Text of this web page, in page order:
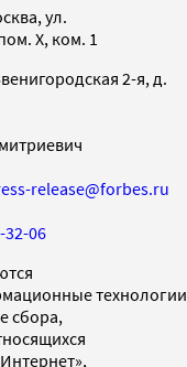
ул.
X, ком. 1
2-я, д.
release@forbes.ru
32-06
технологии
сбора,